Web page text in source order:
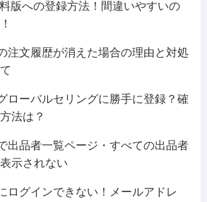
版への登録方法！間違いやすいの
注文履歴が消えた場合の理由と対処
ローバルセリングに勝手に登録？確
法は？
出品者一覧ページ・すべての出品者
示されない
ログインできない！メールアドレ